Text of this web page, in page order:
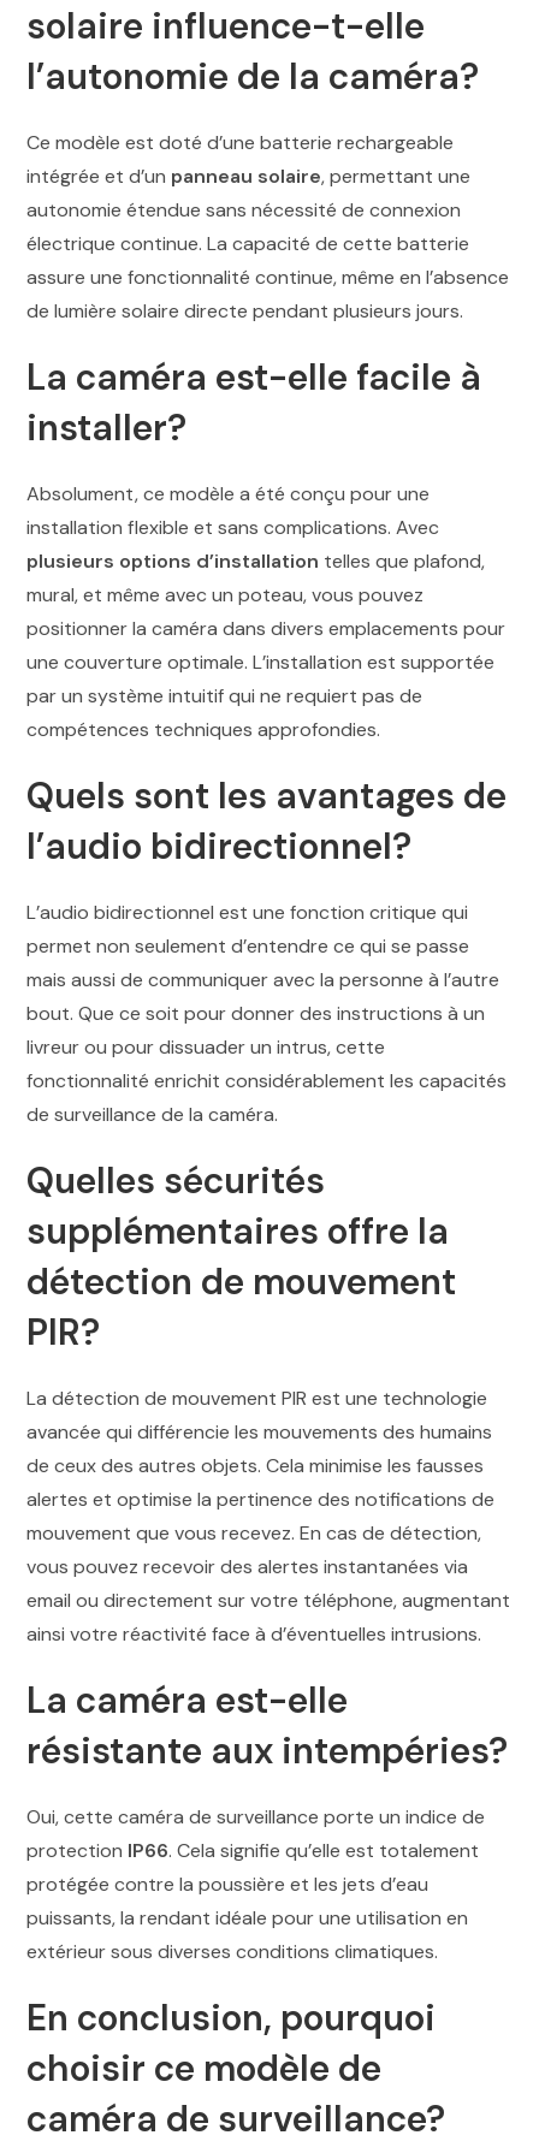
solaire influence-t-elle
l’autonomie de la caméra?
Ce modèle est doté d’une batterie rechargeable
intégrée et d’un panneau solaire, permettant une
autonomie étendue sans nécessité de connexion
électrique continue. La capacité de cette batterie
assure une fonctionnalité continue, même en l’absence
de lumière solaire directe pendant plusieurs jours.
La caméra est-elle facile à
installer?
Absolument, ce modèle a été conçu pour une
installation flexible et sans complications. Avec
plusieurs options d’installation telles que plafond,
mural, et même avec un poteau, vous pouvez
positionner la caméra dans divers emplacements pour
une couverture optimale. L’installation est supportée
par un système intuitif qui ne requiert pas de
compétences techniques approfondies.
Quels sont les avantages de
l’audio bidirectionnel?
L’audio bidirectionnel est une fonction critique qui
permet non seulement d’entendre ce qui se passe
mais aussi de communiquer avec la personne à l’autre
bout. Que ce soit pour donner des instructions à un
livreur ou pour dissuader un intrus, cette
fonctionnalité enrichit considérablement les capacités
de surveillance de la caméra.
Quelles sécurités
supplémentaires offre la
détection de mouvement
PIR?
La détection de mouvement PIR est une technologie
avancée qui différencie les mouvements des humains
de ceux des autres objets. Cela minimise les fausses
alertes et optimise la pertinence des notifications de
mouvement que vous recevez. En cas de détection,
vous pouvez recevoir des alertes instantanées via
email ou directement sur votre téléphone, augmentant
ainsi votre réactivité face à d’éventuelles intrusions.
La caméra est-elle
résistante aux intempéries?
Oui, cette caméra de surveillance porte un indice de
protection IP66. Cela signifie qu’elle est totalement
protégée contre la poussière et les jets d’eau
puissants, la rendant idéale pour une utilisation en
extérieur sous diverses conditions climatiques.
En conclusion, pourquoi
choisir ce modèle de
caméra de surveillance?